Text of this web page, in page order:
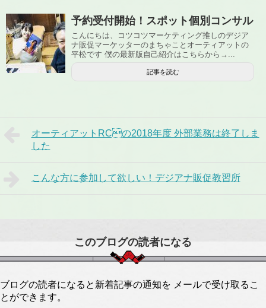
予約受付開始！スポット個別コンサル
こんにちは、コツコツマーケティング推しのデジア
ナ販促マーケッターのまちゃことオーティアットの
平松です 僕の最新版自己紹介はこちらから→...
記事を読む
オーティアットRCの2018年度 外部業務は終了しま
した
こんな方に参加して欲しい！デジアナ販促教習所
このブログの読者になる
ブログの読者になると新着記事の通知を メールで受け取るこ
とができます。